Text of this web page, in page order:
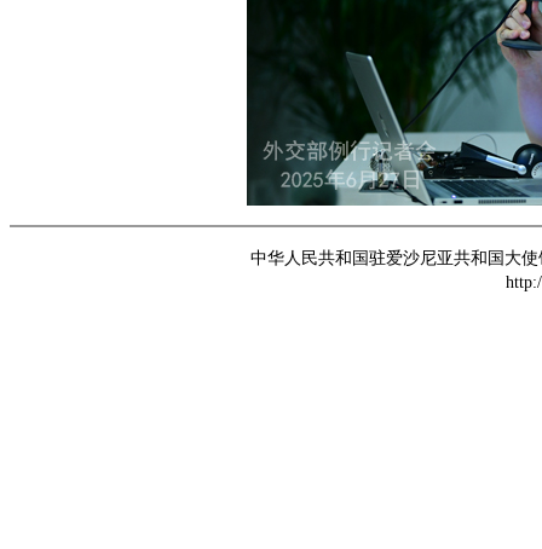
中华人民共和国驻爱沙尼亚共和国大使